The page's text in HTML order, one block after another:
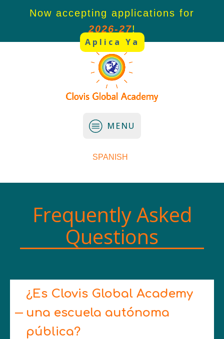
Now accepting applications for
2026-27!
Now
Aplica Ya
MENU
SPANISH
Frequently Asked
Questions
¿Es Clovis Global Academy
una escuela autónoma
pública?